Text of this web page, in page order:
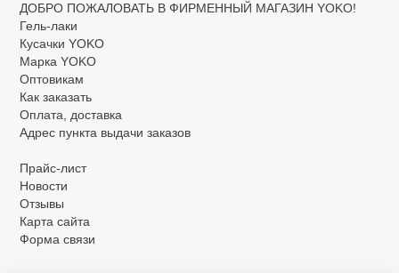
ДОБРО ПОЖАЛОВАТЬ В ФИРМЕННЫЙ МАГАЗИН YOKO!
Гель-лаки
Кусачки YOKO
Марка YOKO
Оптовикам
Как заказать
Оплата, доставка
Адрес пункта выдачи заказов
Прайс-лист
Новости
Отзывы
Карта сайта
Форма связи